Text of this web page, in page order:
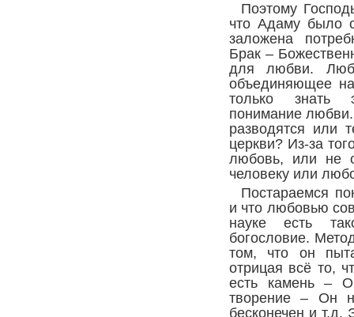
Поэтому
что Адаму было
заложена
Брак –
для любви.
объединяющее
только знать
понимание
разводятся или
церкви? Из-за
любовь, или не
человеку или
Постараемся
и что любовью
науке есть
богословие.
том, что он
отрицая всё то,
есть камень –
творение – Он
бесконечен и т.д.